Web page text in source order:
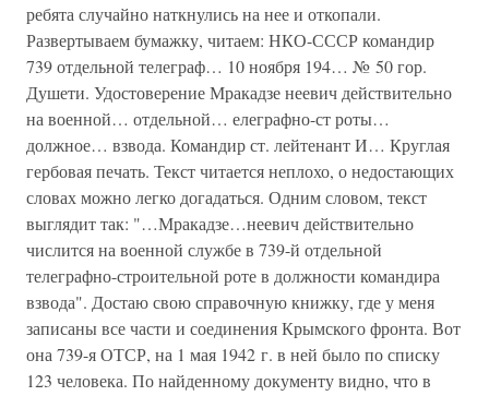
ребята случайно наткнулись на нее и откопали.
Развертываем бумажку, читаем: НКО-СССР командир
739 отдельной телеграф… 10 ноября 194… № 50 гор.
Душети. Удостоверение Мракадзе неевич действительно
на военной… отдельной… елеграфно-ст роты…
должное… взвода. Командир ст. лейтенант И… Круглая
гербовая печать. Текст читается неплохо, о недостающих
словах можно легко догадаться. Одним словом, текст
выглядит так: "…Мракадзе…неевич действительно
числится на военной службе в 739-й отдельной
телеграфно-строительной роте в должности командира
взвода". Достаю свою справочную книжку, где у меня
записаны все части и соединения Крымского фронта. Вот
она 739-я ОТСР, на 1 мая 1942 г. в ней было по списку
123 человека. По найденному документу видно, что в